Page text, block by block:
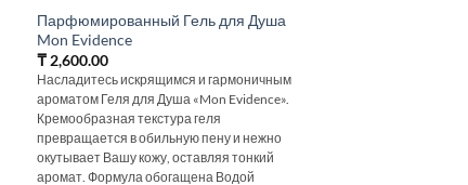
Парфюмированный Гель для Душа
Mon Evidence
₸2,600.00
Насладитесь искрящимся и гармоничным
ароматом Геля для Душа «Mon Evidence».
Кремообразная текстура геля
превращается в обильную пену и нежно
окутывает Вашу кожу, оставляя тонкий
аромат. Формула обогащена Водой